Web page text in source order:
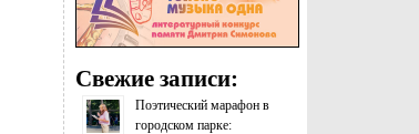
Свежие записи:
Поэтический марафон в
городском парке: